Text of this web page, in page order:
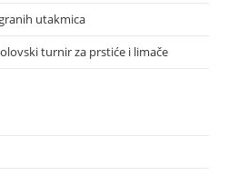
utakmica
turnir za prstiće i limače